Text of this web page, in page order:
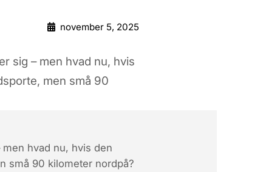
november 5, 2025
sig – men hvad nu, hvis
men små 90
hvad nu, hvis den
små 90 kilometer nordpå?